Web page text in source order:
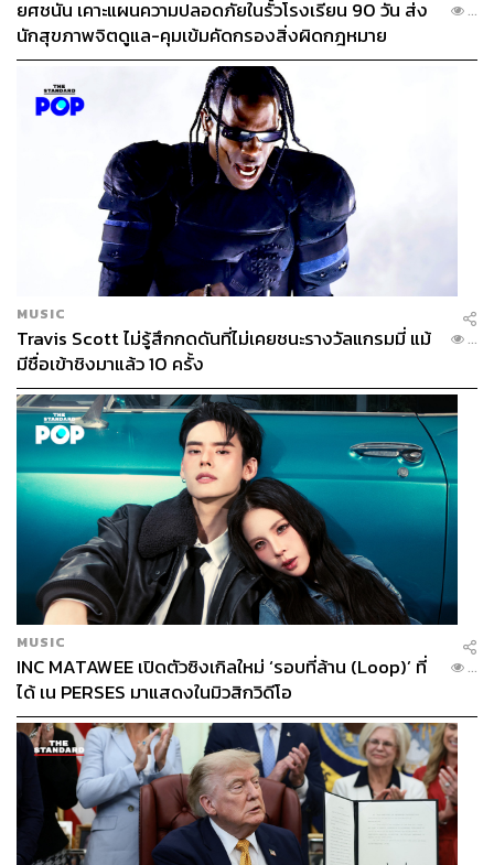
ยศชนัน เคาะแผนความปลอดภัยในรั้วโรงเรียน 90 วัน ส่ง
นักสุขภาพจิตดูแล-คุมเข้มคัดกรองสิ่งผิดกฎหมาย
...
MUSIC
Travis Scott ไม่รู้สึกกดดันที่ไม่เคยชนะรางวัลแกรมมี่ แม้
มีชื่อเข้าชิงมาแล้ว 10 ครั้ง
...
MUSIC
INC MATAWEE เปิดตัวซิงเกิลใหม่ ‘รอบที่ล้าน (Loop)’ ที่
ได้ เน PERSES มาแสดงในมิวสิกวิดีโอ
...